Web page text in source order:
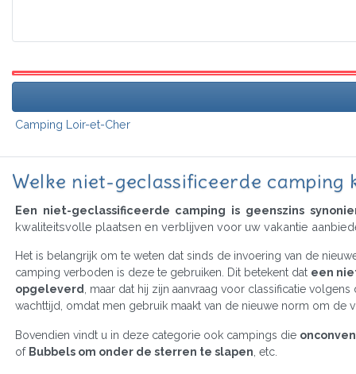
Camping Loir-et-Cher
Welke niet-geclassificeerde
Een niet-geclassificeerde camping is geenszins
kwaliteitsvolle plaatsen en verblijven voor uw vakantie
Het is belangrijk om te weten dat sinds de invoering van de
camping verboden is deze te gebruiken. Dit betekent dat een
opgeleverd
, maar dat hij zijn aanvraag voor classificatie
wachttijd, omdat men gebruik maakt van de nieuwe norm om
Bovendien vindt u in deze categorie ook campings die
of Bubbels om onder de sterren te slapen , etc.